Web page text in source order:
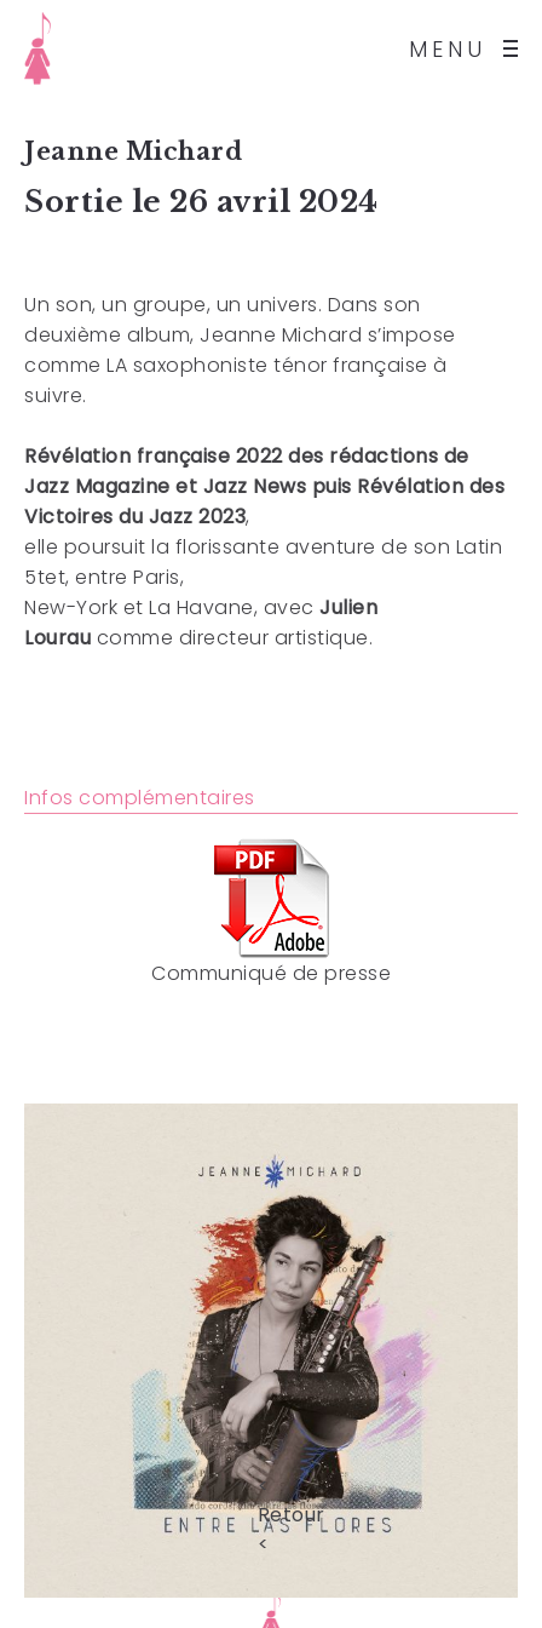
MENU
Jeanne Michard
Sortie le 26 avril 2024
Un son, un groupe, un univers. Dans son
deuxième album, Jeanne Michard s’impose
comme LA saxophoniste ténor française à
suivre.
Révélation française 2022 des rédactions de
Jazz Magazine et Jazz News puis Révélation des
Victoires du Jazz 2023,
elle poursuit la florissante aventure de son Latin
5tet, entre Paris,
New-York et La Havane, avec Julien
Lourau comme directeur artistique.
Infos complémentaires
Communiqué de presse
<
Retour
<